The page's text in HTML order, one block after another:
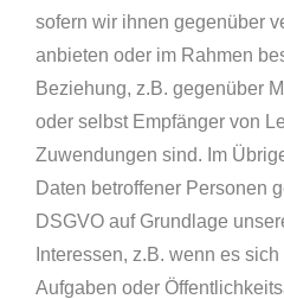
sofern wir ihnen gegenüber
anbieten oder im Rahmen
Beziehung, z.B. gegenüber
oder selbst Empfänger von
Zuwendungen sind. Im
Daten betroffener Personen
DSGVO auf Grundlage
Interessen, z.B. wenn es
Aufgaben oder